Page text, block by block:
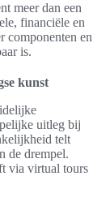
meer dan een
financiële en
componenten en
is.
kunst
uitleg bij
telt
de drempel.
via virtual tours